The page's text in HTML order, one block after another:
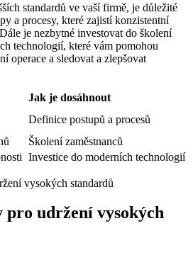
standardů ve vaší firmě, je důležité
a procesy, které zajistí konzistentní
je nezbytné investovat do školení
technologií, které vám pomohou
operace a sledovat a zlepšovat
Jak je dosáhnout
Definice postupů a procesů
Školení zaměstnanců
Investice do moderních technologií
udržení vysokých